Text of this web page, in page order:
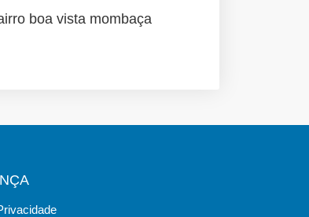
boa vista mombaça